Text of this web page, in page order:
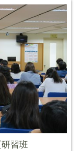
習班